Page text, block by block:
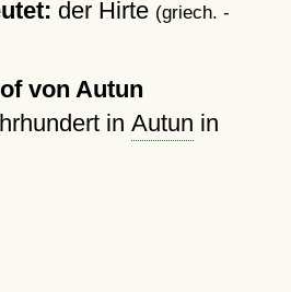
der Hirte (griech. -
von Autun
in Autun in